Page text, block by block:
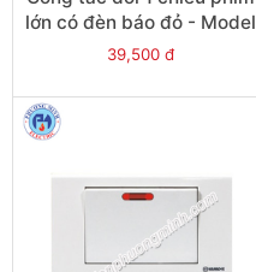
lớn có đèn báo đỏ - Model
S182N1R(S182N1R/DL)
39,500 đ